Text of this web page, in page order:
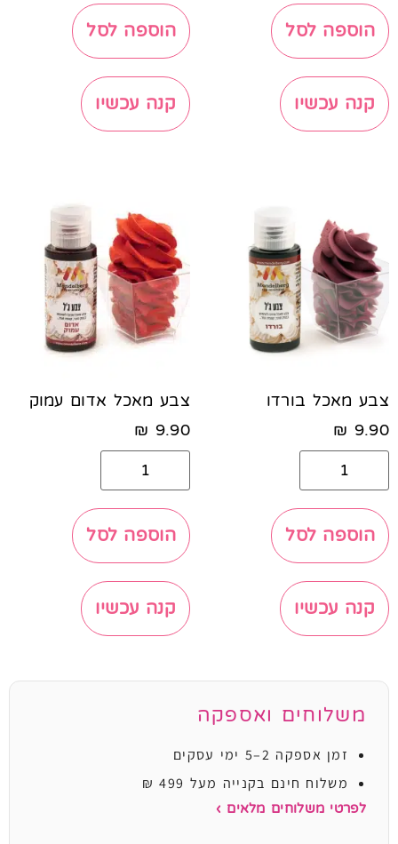
הוספה לסל
קנה עכשיו
הוספה לסל
קנה עכשיו
צבע מאכל בורדו
9.90
₪
הוספה לסל
קנה עכשיו
צבע מאכל אדום עמוק
9.90
₪
הוספה לסל
קנה עכשיו
משלוחים ואספקה
זמן אספקה 2–5 ימי עסקים
משלוח חינם בקנייה מעל 499 ₪
לפרטי משלוחים מלאים ›